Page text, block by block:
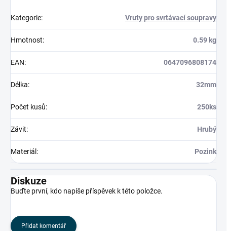
Kategorie: Vruty pro svrtávací soupravy
Hmotnost: 0.59 kg
EAN: 0647096808174
Délka: 32mm
Počet kusů: 250ks
Závit: Hrubý
Materiál : Pozink
Diskuze
Buďte první, kdo napíše příspěvek k této položce.
Přidat komentář